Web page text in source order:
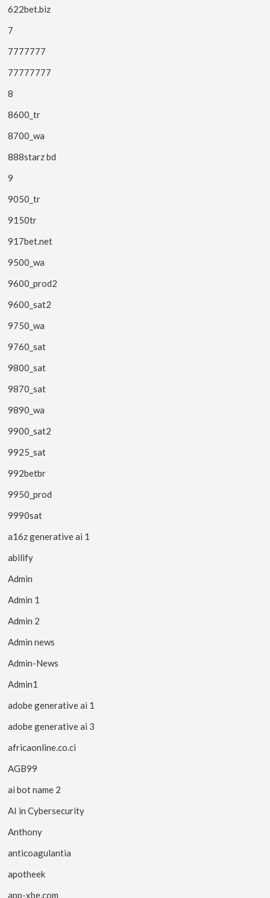
622bet.biz
7
7777777
77777777
8
8600_tr
8700_wa
888starz bd
9
9050_tr
9150tr
917bet.net
9500_wa
9600_prod2
9600_sat2
9750_wa
9760_sat
9800_sat
9870_sat
9890_wa
9900_sat2
9925_sat
992betbr
9950_prod
9990sat
a16z generative ai 1
abilify
Admin
Admin 1
Admin 2
Admin news
Admin-News
Admin1
adobe generative ai 1
adobe generative ai 3
africaonline.co.ci
AGB99
ai bot name 2
AI in Cybersecurity
Anthony
anticoagulantia
apotheek
app-xbe.com